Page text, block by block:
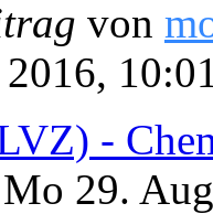
von
-
29.